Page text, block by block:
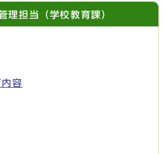
理担当（学校教育課）
容